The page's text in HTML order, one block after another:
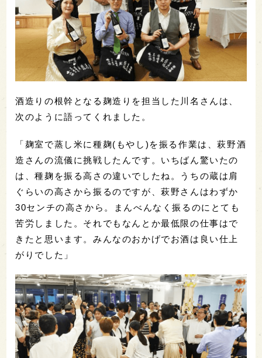
酒造りの根幹となる麹造りを担当した川名さんは、
次のように語ってくれました。
「麹室で蒸し米に種麹(もやし)を振る作業は、萩野酒
造さんの流儀に挑戦したんです。いちばん驚いたの
は、種麹を振る高さの違いでしたね。うちの蔵は肩
ぐらいの高さから振るのですが、萩野さんはわずか
30センチの高さから。まんべんなく振るのにとても
苦労しました。それでもなんとか最低限の仕事はで
きたと思います。みんなのおかげでお酒は良い仕上
がりでした」